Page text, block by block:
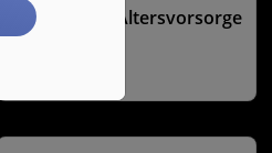
Betriebliche Altersvorsorge